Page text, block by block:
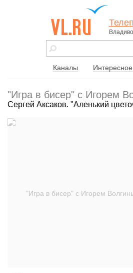
vl.ru - сайт
города
Каналы Интересное
"Игра в бисер" с Игорем
Сергей Аксаков. "Аленький